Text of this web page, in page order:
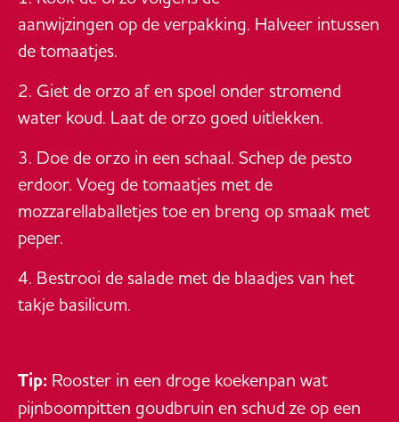
aanwijzingen op de verpakking. Halveer intussen
de tomaatjes.
Giet de orzo af en spoel onder stromend
water koud. Laat de orzo goed uitlekken.
Doe de orzo in een schaal. Schep de pesto
erdoor. Voeg de tomaatjes met de
mozzarellaballetjes toe en breng op smaak met
peper.
Bestrooi de salade met de blaadjes van het
takje basilicum.
Tip: Rooster in een droge koekenpan wat
pijnboompitten goudbruin en schud ze op een